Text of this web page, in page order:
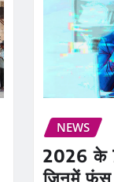
NEWS
2026 के
जिनमें फंस